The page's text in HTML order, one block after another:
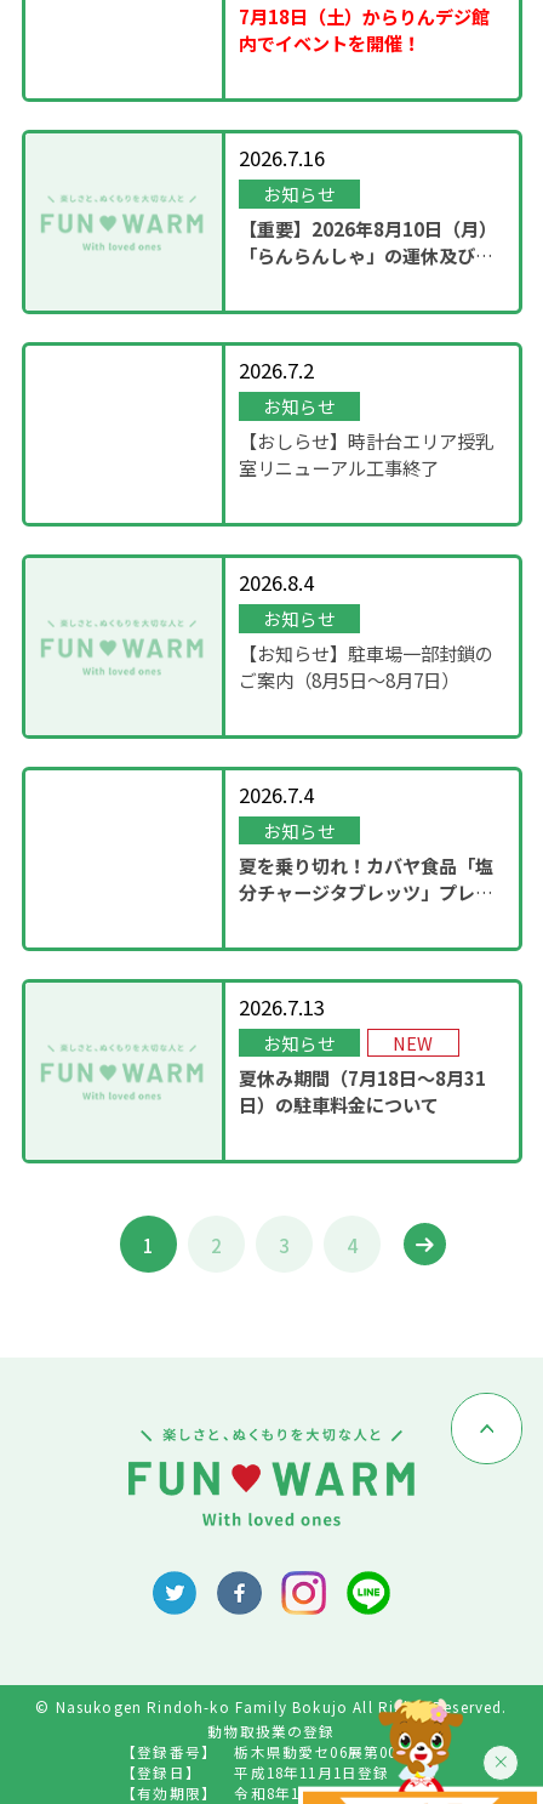
7月18日（土）からりんデジ館
内でイベントを開催！
2026.7.16
お知らせ
【重要】2026年8月10日（月）
「らんらんしゃ」の運休及び園
2026.7.2
お知らせ
【おしらせ】時計台エリア授乳
室リニューアル工事終了
2026.8.4
お知らせ
【お知らせ】駐車場一部封鎖の
ご案内（8月5日〜8月7日）
2026.7.4
お知らせ
夏を乗り切れ！カバヤ食品「塩
分チャージタブレッツ」プレゼ
2026.7.13
お知らせ NEW
夏休み期間（7月18日～8月31
日）の駐車料金について
1 2 3 4
© Nasukogen Rindoh-ko Family Bokujo All Rights Reserved.
動物取扱業の登録
【登録番号】
栃木県動愛セ06展第009号
【登録日】
平成18年11月1日登録
【有効期限】
令和8年10月31日